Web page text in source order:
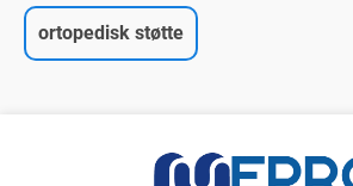
ortopedisk støtte